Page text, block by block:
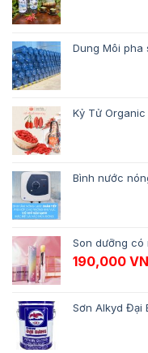
Dung Môi pha
Kỷ Tử
Bình nước
Son dưỡng có
190,000
Sơn Alkyd Đại